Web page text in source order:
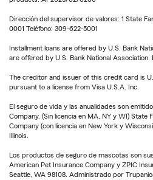
Dirección del supervisor de valores: 1 State
0001 Teléfono: 309-622-5001
Installment loans are offered by U.S. Bank
are offered by U.S. Bank National Association.
The creditor and issuer of this credit card is
pursuant to a license from Visa U.S.A. Inc.
El seguro de vida y las anualidades son
Company. (Sin licencia en MA, NY y WI) State
Company (con licencia en New York y
Illinois.
Los productos de seguro de mascotas son
American Pet Insurance Company y ZPIC
Seattle, WA 98108. Administrado por